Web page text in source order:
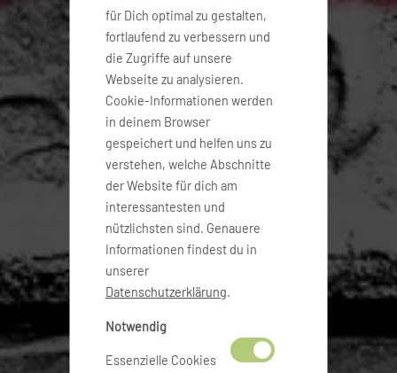
für Dich optimal zu gestalten,
fortlaufend zu verbessern und
die Zugriffe auf unsere
Webseite zu analysieren.
Cookie-Informationen werden
in deinem Browser
gespeichert und helfen uns zu
verstehen, welche Abschnitte
der Website für dich am
interessantesten und
nützlichsten sind. Genauere
Informationen findest du in
unserer
Datenschutzerklärung.
Notwendig
Essenzielle Cookies